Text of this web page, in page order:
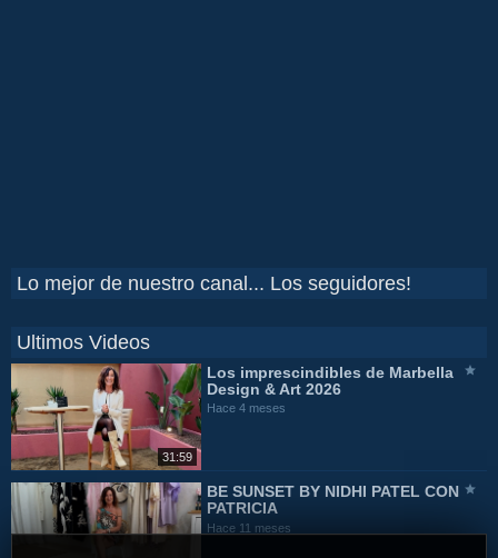
Lo mejor de nuestro canal... Los seguidores!
Ultimos Videos
31:59
Los imprescindibles de Marbella
Design & Art 2026
Hace 4 meses
BE SUNSET BY NIDHI PATEL CON
PATRICIA
Hace 11 meses